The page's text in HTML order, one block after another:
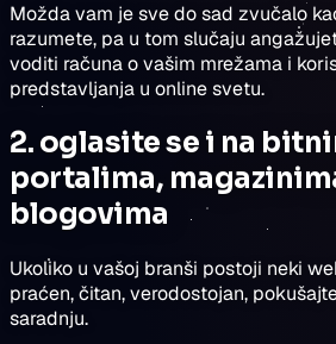
Možda vam je sve do sad zvučalo
razumete, pa u tom slučaju
voditi računa o vašim mrežama i
predstavljanja u online svetu.
2. oglasite se i na
portalima,
blogovima
Ukoliko u vašoj branši postoji neki
praćen, čitan, verodostojan,
saradnju.